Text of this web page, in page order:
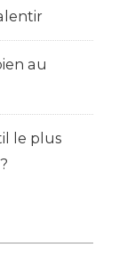
au
le plus